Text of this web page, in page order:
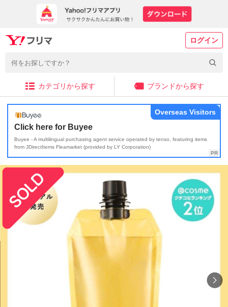
ログイン
カテゴリから探す ブランドから探す
Click here for Buyee
Buyee - A multilingual purchasing agent service operated by tenso, featuring items
from JDirectItems Fleamarket (provided by LY Corporation)
Overseas Visitors